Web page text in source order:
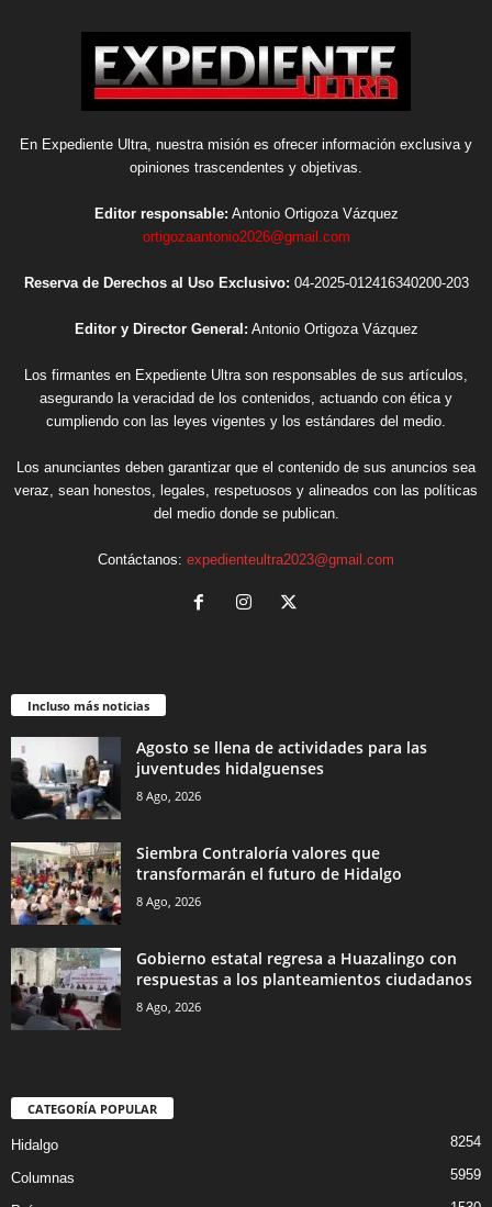
En Expediente Ultra, nuestra misión es ofrecer información exclusiva y
opiniones trascendentes y objetivas.
Editor responsable: Antonio Ortigoza Vázquez
ortigozaantonio2026@gmail.com
Reserva de Derechos al Uso Exclusivo: 04-2025-012416340200-203
Editor y Director General: Antonio Ortigoza Vázquez
Los firmantes en Expediente Ultra son responsables de sus artículos,
asegurando la veracidad de los contenidos, actuando con ética y
cumpliendo con las leyes vigentes y los estándares del medio.
Los anunciantes deben garantizar que el contenido de sus anuncios sea
veraz, sean honestos, legales, respetuosos y alineados con las políticas
del medio donde se publican.
Contáctanos: expedienteultra2023@gmail.com
Incluso más noticias
Agosto se llena de actividades para las
juventudes hidalguenses
8 Ago, 2026
Siembra Contraloría valores que
transformarán el futuro de Hidalgo
8 Ago, 2026
Gobierno estatal regresa a Huazalingo con
respuestas a los planteamientos ciudadanos
8 Ago, 2026
CATEGORÍA POPULAR
Hidalgo 8254
Columnas 5959